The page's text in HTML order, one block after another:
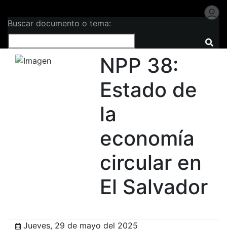
Buscar documento o tema:
NPP 38:
Estado de
la
economía
circular en
El Salvador
Jueves, 29 de mayo del 2025